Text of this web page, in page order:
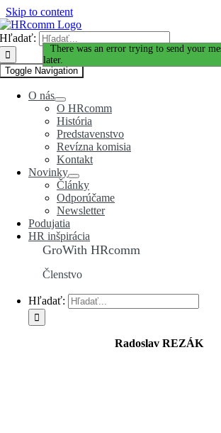
Skip to content
Hľadať:
Toggle Navigation
O nás
O HRcomm
História
Predstavenstvo
Revízna komisia
Kontakt
Novinky
Články
Odporúčame
Newsletter
Podujatia
HR inšpirácia
GroWith HRcomm
Členstvo
Hľadať:
Radoslav REZÁK
Ďakujeme za Váš záujem!
There was an error trying to send your
later.